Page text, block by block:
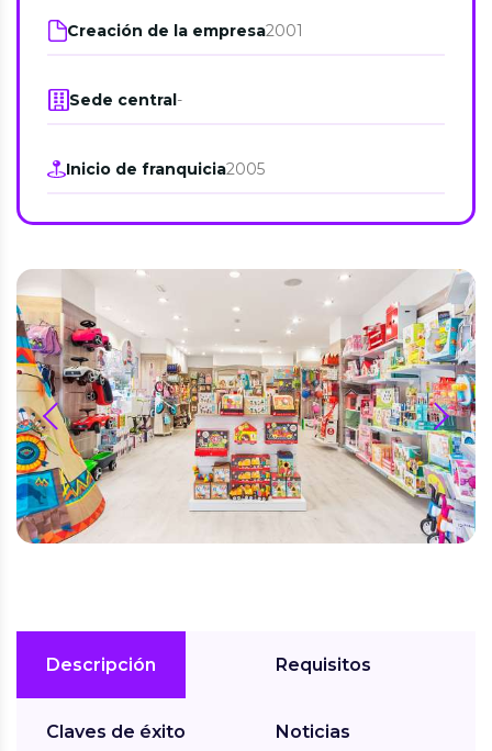
Creación de la empresa2001
Sede central-
Inicio de franquicia2005
prev next
Descripción
Claves de éxito
Requisitos
Noticias